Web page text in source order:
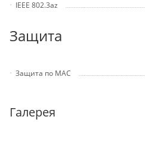
IEEE 802.3az
Защита
Защита по MAC
Галерея